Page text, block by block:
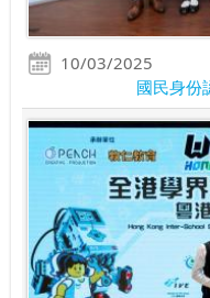
10/03/2025
國民身份